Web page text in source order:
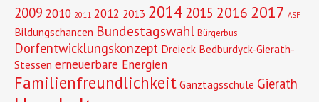
2009 2010 2011 2012 2013 2014 2015 2016 2017 ASF
Bildungschancen Bundestagswahl Bürgerbus
Dorfentwicklungskonzept Dreieck Bedburdyck-Gierath-
Stessen erneuerbare Energien
Familienfreundlichkeit Ganztagsschule Gierath